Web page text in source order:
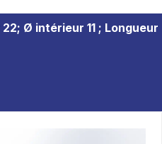
Ø intérieur 11 ; Longueur